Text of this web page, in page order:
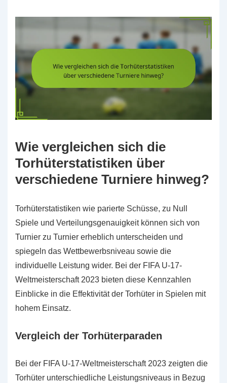
Wie vergleichen sich die
Torhüterstatistiken über
verschiedene Turniere hinweg?
Torhüterstatistiken wie parierte Schüsse, zu Null
Spiele und Verteilungsgenauigkeit können sich von
Turnier zu Turnier erheblich unterscheiden und
spiegeln das Wettbewerbsniveau sowie die
individuelle Leistung wider. Bei der FIFA U-17-
Weltmeisterschaft 2023 bieten diese Kennzahlen
Einblicke in die Effektivität der Torhüter in Spielen mit
hohem Einsatz.
Vergleich der Torhüterparaden
Bei der FIFA U-17-Weltmeisterschaft 2023 zeigten die
Torhüter unterschiedliche Leistungsniveaus in Bezug